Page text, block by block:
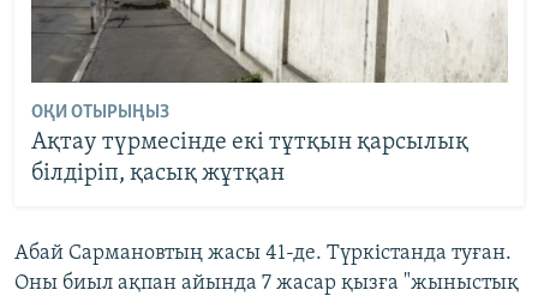
ОҚИ ОТЫРЫҢЫЗ
Ақтау түрмесінде екі тұтқын қарсылық
білдіріп, қасық жұтқан
Абай Сармановтың жасы 41-де. Түркістанда туған.
Оны биыл ақпан айында 7 жасар қызға "жыныстық